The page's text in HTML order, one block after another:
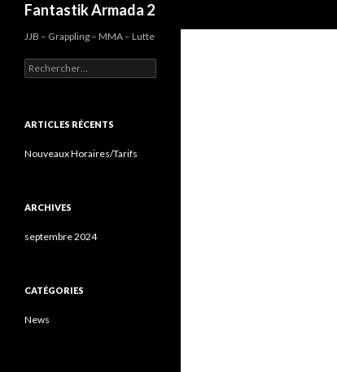
Fantastik Armada 2
JJB – Grappling – MMA – Lutte
Rechercher :
ARTICLES RÉCENTS
Nouveaux Horaires/Tarifs
ARCHIVES
septembre 2024
CATÉGORIES
News